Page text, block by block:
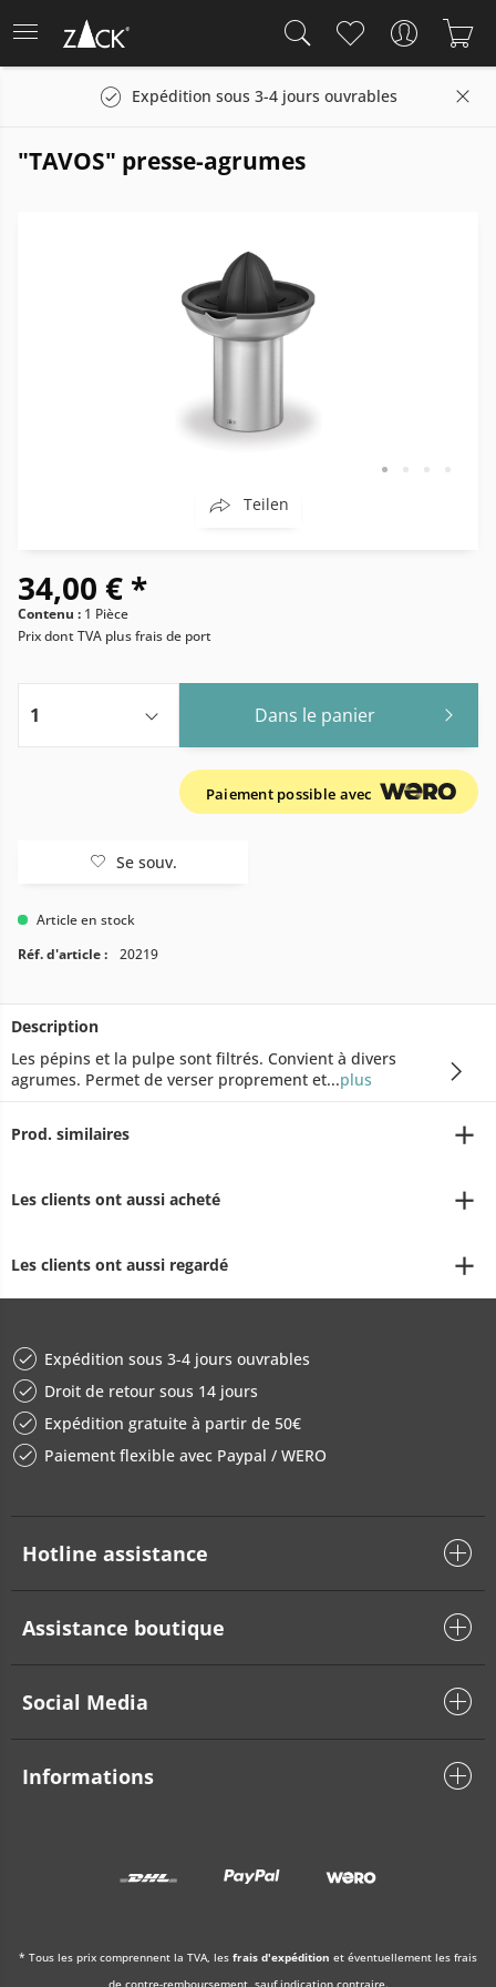
Expédition sous 3-4 jours ouvrables
"TAVOS" presse-agrumes
Teilen
34,00 € *
Contenu : 1 Pièce
Prix dont TVA plus frais de port
Dans le panier
Paiement possible avec
Se souv.
Article en stock
Réf. d'article :
20219
Description
Les pépins et la pulpe sont filtrés. Convient à divers
agrumes. Permet de verser proprement et...plus
Prod. similaires
Les clients ont aussi acheté
Les clients ont aussi regardé
Expédition sous 3-4 jours ouvrables
Droit de retour sous 14 jours
Expédition gratuite à partir de 50€
Paiement flexible avec Paypal / WERO
Hotline assistance
Assistance boutique
Social Media
Informations
* Tous les prix comprennent la TVA, les frais d'expédition et éventuellement les frais